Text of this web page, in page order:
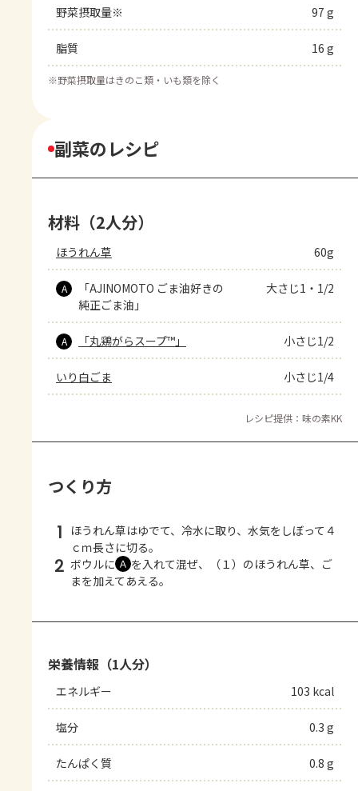
野菜摂取量※ 97 g
脂質 16 g
※野菜摂取量はきのこ類・いも類を除く
副菜のレシピ
材料（2人分）
ほうれん草 60g
A
「AJINOMOTO ごま油好きの
純正ごま油」
大さじ1・1/2
A 「丸鶏がらスープ™」 小さじ1/2
いり白ごま 小さじ1/4
レシピ提供：味の素KK
つくり方
1
ほうれん草はゆでて、冷水に取り、水気をしぼって４
ｃｍ長さに切る。
2 ボウルに Ａ を入れて混ぜ、（１）のほうれん草、ご
まを加えてあえる。
栄養情報（1人分）
エネルギー 103 kcal
塩分 0.3 g
たんぱく質 0.8 g